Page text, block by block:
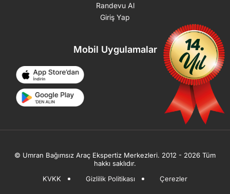
Randevu Al
Giriş Yap
Mobil Uygulamalar
© Umran Bağımsız Araç Ekspertiz Merkezleri. 2012 - 2026 Tüm
hakkı saklıdır.
KVKK
Gizlilik Politikası Çerezler